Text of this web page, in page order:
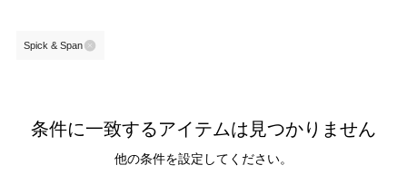
Spick & Span
条件に一致するアイテムは見つかりません
他の条件を設定してください。